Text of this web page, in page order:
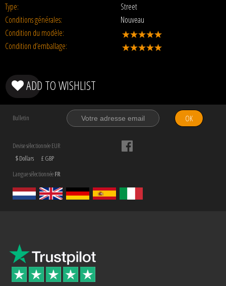
Type:
Street
Conditions générales:
Nouveau
Condition du modèle:
Condition d’emballage:
ADD TO WISHLIST
Bulletin OK
Devise sélectionnée EUR
$ Dollars
£ GBP
Langue sélectionnéeFR